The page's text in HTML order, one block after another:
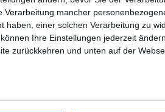
Verarbeitung mancher
haben, einer solchen Verarbeitung zu
Ihre Einstellungen jederzeit
zurückkehren und unten auf der
WOCHE
2,22% 24,44% 55,56%